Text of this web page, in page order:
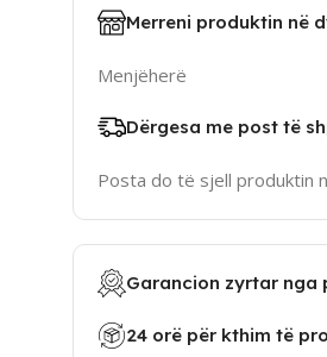
Merreni produktin në
Menjëherë
Dërgesa me post të
Posta do të sjell produktin
Garancion zyrtar nga
24 orë për kthim të